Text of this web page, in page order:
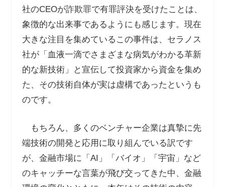
社のCEOが詐欺罪で有罪評決を受けたことは、
象徴的な出来事であるようにも感じます。現在
大きな注目を集めているこの事件は、セラノス
社が「血液一滴でさまざまな病気がわかる革新
的な新技術」と宣伝して投資家から資金を集め
た、その技術自体が実は虚構であったというも
のです。
もちろん、多くのベンチャー企業は真摯に先
端技術の開発と応用に取り組んでいる訳です
が、金融市場に「 AI 」「バイオ」「宇宙」など
のキャッチーな言葉が飛び交ってきた中、金融